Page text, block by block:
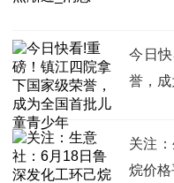
今日
誉，
关注
烷价